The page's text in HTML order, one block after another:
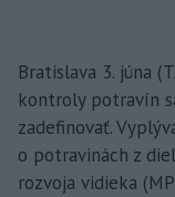
Bratislava 3. júna
kontroly potravín
zadefinovať.
o potravinách z
rozvoja vidieka